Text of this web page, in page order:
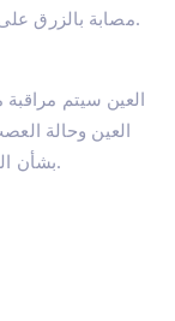
مصابة بالزرق على الرغم من أن ضغط العين أقل من 20 مم زئبق.
العين سيتم
العين وحالة
بشأن العلاج الدوائي أو الجراحة بناءً على هذه الأعراض.